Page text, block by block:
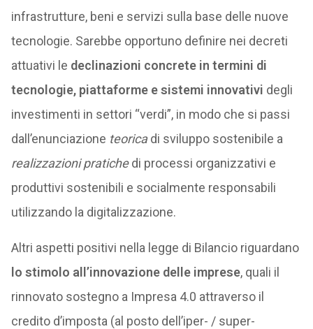
infrastrutture, beni e servizi sulla base delle nuove
tecnologie. Sarebbe opportuno definire nei decreti
attuativi le declinazioni concrete in termini di
tecnologie, piattaforme e sistemi innovativi degli
investimenti in settori “verdi”, in modo che si passi
dall’enunciazione teoricadi sviluppo sostenibile a
realizzazioni pratichedi processi organizzativi e
produttivi sostenibili e socialmente responsabili
utilizzando la digitalizzazione.
Altri aspetti positivi nella legge di Bilancio riguardano
lo stimolo all’innovazione delle imprese, quali il
rinnovato sostegno a Impresa 4.0 attraverso il
credito d’imposta (al posto dell’iper- / super-